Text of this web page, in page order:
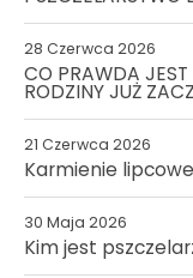
28 Czerwca 2026
CO PRAWDA JEST
RODZINY JUŻ
21 Czerwca 2026
Karmienie
30 Maja 2026
Kim jest